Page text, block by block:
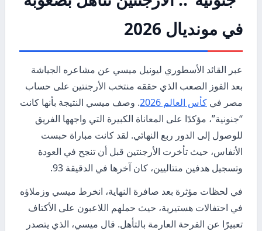
في مونديال 2026
عبر القائد الأسطوري ليونيل ميسي عن مشاعره الجياشة
بعد الفوز الصعب الذي حققه منتخب الأرجنتين على حساب
مصر في كأس العالم 2026
. وصف ميسي النتيجة بأنها كانت
“جنونية”، مؤكدًا على المعاناة الكبيرة التي واجهها الفريق
للوصول إلى الدور ربع النهائي. لقد كانت مباراة حبست
الأنفاس، حيث تأخرت الأرجنتين قبل أن تنجح في العودة
وتسجيل هدفين متتاليين، كان آخرها في الدقيقة 93.
في لحظات مؤثرة بعد صافرة النهاية، انخرط ميسي وزملاؤه
في احتفالات هستيرية، حيث حملهم اللاعبون على الأكتاف
تعبيرًا عن الفرحة العارمة بالتأهل. قال ميسي، الذي يتصدر